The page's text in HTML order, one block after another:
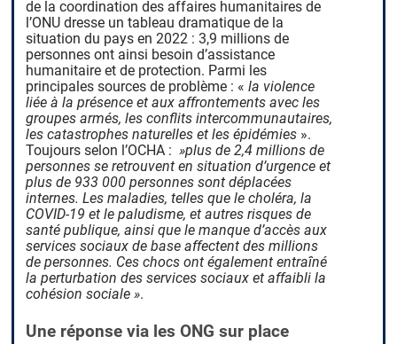
de la coordination des affaires humanitaires de
l’ONU dresse un tableau dramatique de la
situation du pays en 2022 : 3,9 millions de
personnes ont ainsi besoin d’assistance
humanitaire et de protection. Parmi les
principales sources de problème : «la violence
liée à la présence et aux affrontements avec les
groupes armés, les conflits intercommunautaires,
les catastrophes naturelles et les épidémies ».
Toujours selon l’OCHA : »plus de 2,4 millions de
personnes se retrouvent en situation d’urgence et
plus de 933 000 personnes sont déplacées
internes. Les maladies, telles que le choléra, la
COVID-19 et le paludisme, et autres risques de
santé publique, ainsi que le manque d’accès aux
services sociaux de base affectent des millions
de personnes. Ces chocs ont également entraîné
la perturbation des services sociaux et affaibli la
cohésion sociale ».
Une réponse via les ONG sur place